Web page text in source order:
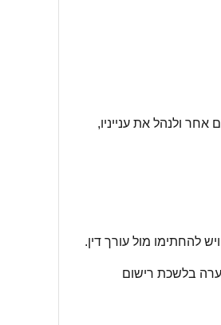
ולנהל את ענייניו,
להחתימו מול עורך דין.
בלשכת רישום